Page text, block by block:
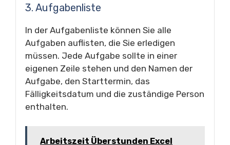
3. Aufgabenliste
In der Aufgabenliste können Sie alle
Aufgaben auflisten, die Sie erledigen
müssen. Jede Aufgabe sollte in einer
eigenen Zeile stehen und den Namen der
Aufgabe, den Starttermin, das
Fälligkeitsdatum und die zuständige Person
enthalten.
Arbeitszeit Überstunden Excel